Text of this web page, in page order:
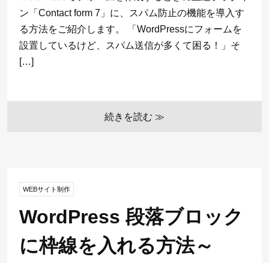
ン「Contact form 7」に、スパム防止の機能を導入す
る方法をご紹介します。 「WordPressにフォームを
設置しているけど、スパム送信が多くて困る！」そ
[…]
続きを読む ≫
WEBサイト制作
WordPress 段落ブロック
に枠線を入れる方法～